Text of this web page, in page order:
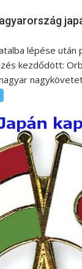
lépése után
kezdődött: